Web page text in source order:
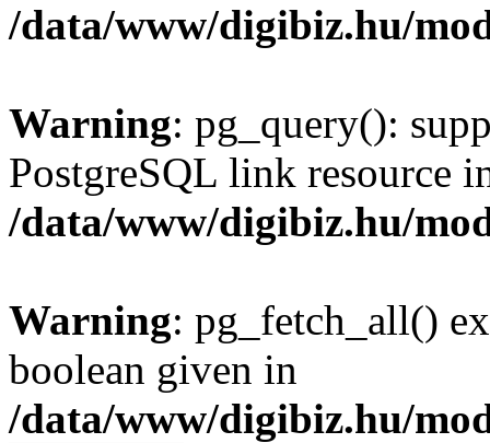
/data/www/digibiz.hu/
Warning: pg_query():
PostgreSQL link resource
/data/www/digibiz.hu/
Warning: pg_fetch_all()
boolean given in
/data/www/digibiz.hu/